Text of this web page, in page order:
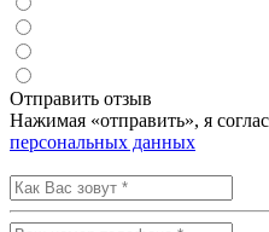
Отправить отзыв
Нажимая «отправить», я
персональных данных